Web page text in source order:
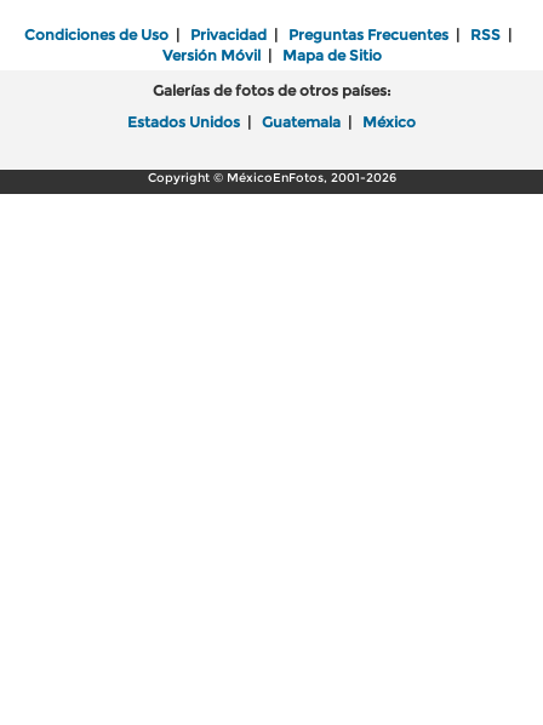
Condiciones de Uso | Privacidad | Preguntas Frecuentes | RSS |
Versión Móvil| Mapa de Sitio
Galerías de fotos de otros países:
Estados Unidos | Guatemala | México
Copyright © MéxicoEnFotos, 2001-2026